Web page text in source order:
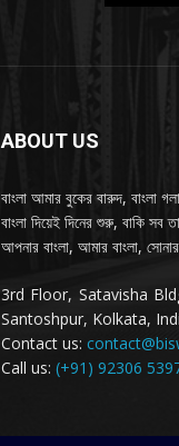
ABOUT US
বাংলা আমার বুকের বারুদ, বাংলা
বাংলা দিয়েই দিনের শুরু, বাকি সব
আপনার বাংলা, আমার বাংলা,
3rd Floor, Satavisha
Santoshpur, Kolkata,
Contact us:
Call us: (+91) 92306